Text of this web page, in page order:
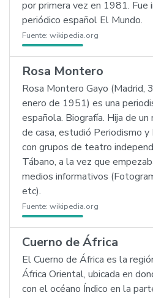
por primera vez en 1981. Fue
periódico español El Mundo.
Fuente: wikipedia.org
Rosa Montero
Rosa Montero Gayo (Madrid,
enero de 1951) es una
española. Biografía. Hija de
de casa, estudió Periodismo y
con grupos de teatro
Tábano, a la vez que
medios informativos
etc).
Fuente: wikipedia.org
Cuerno de África
El Cuerno de África es la
África Oriental, ubicada en
con el océano Índico en la